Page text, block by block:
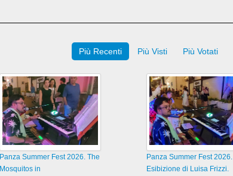
Più Recenti Più Visti Più Votati
Panza Summer Fest 2026. The
Mosquitos in
Panza Summer Fest 2026.
Esibizione di Luisa Frizzi.